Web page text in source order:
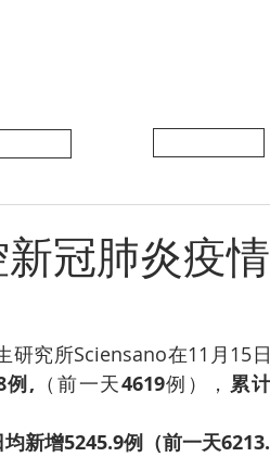
冠肺炎疫
研究所Sciensano在11月15
例, （前一天4619例）， 累
新增5245.9例（前一天